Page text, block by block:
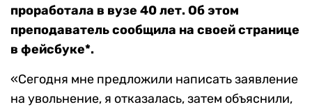
проработала в вузе 40 лет. Об этом
преподаватель сообщила на своей странице
в фейсбуке*.
«Сегодня мне предложили написать заявление
на увольнение, я отказалась, затем объяснили,